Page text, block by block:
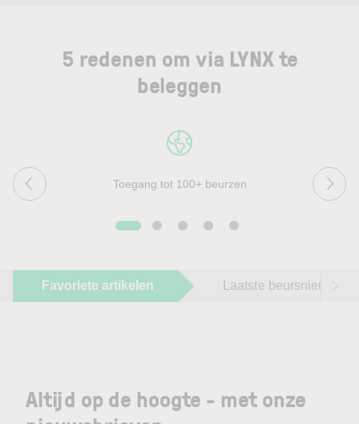
5 redenen om via LYNX te
beleggen
Toegang tot 100+ beurzen
Favoriete artikelen Laatste beursnieuws
Altijd op de hoogte - met onze